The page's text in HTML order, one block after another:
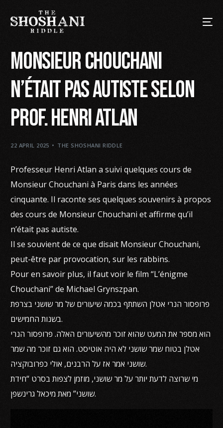
Monsieur Chouchani
n’était pas autiste selon
prof. Henri Atlan
22 APRIL 2025 THE SHOSHANI RIDDLE
Professeur Henri Atlan a suivi quelques cours de
Monsieur Chouchani à Paris dans les années
cinquante. Il raconte ses quelques souvenirs à propos
des cours de Monsieur Chouchani et affirme qu’il
n’était pas autiste.
Il se souvient de ce que disait Monsieur Chouchani,
peut-être par provocation, sur les rabbins.
Pour en savoir plus, il faut voir le film “L’énigme
Chouchani” de Michael Grynszpan.
פרופסור הנרי אטלן השתתף בכמה שיעורים של מר שושני בצרפת
בשנות החמישים.
הוא מספר את המעט שהוא זוכר מהשיעורים האלה. פרופסור הנרי
אטלן בטוח שמר שושני לא היה אוטיסט. הוא גם זוכר מה שמר
שושני אמר אז על הרבנים, אולי כפרובוקציה.
מי שרוצה לדעת יותר על מר שושני, מוזמן לצפות בסרט “חידת
שושני” מאת מיכאל גרינשפן.